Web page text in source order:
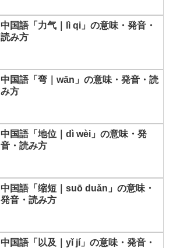
中国語「力气｜lì qi」の意味・発音・
読み方
中国語「弯｜wān」の意味・発音・読
み方
中国語「地位｜dì wèi」の意味・発
音・読み方
中国語「缩短｜suō duǎn」の意味・
発音・読み方
中国語「以及｜yǐ jí」の意味・発音・